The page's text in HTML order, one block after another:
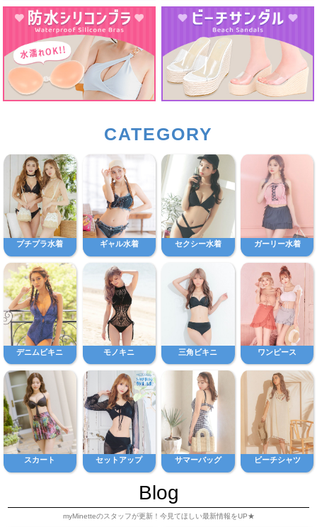
CATEGORY
プチプラ水着 ギャル水着 セクシー水着 ガーリー水着
デニムビキニ モノキニ 三角ビキニ ワンピース
スカート セットアップ サマーバッグ ビーチシャツ
Blog
myMinetteのスタッフが更新！今見てほしい最新情報をUP★